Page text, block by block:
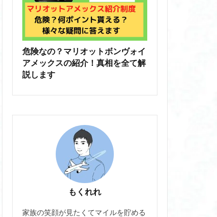
危険なの？マリオットボンヴォイ
アメックスの紹介！真相を全て解
説します
もくれれ
家族の笑顔が見たくてマイルを貯める